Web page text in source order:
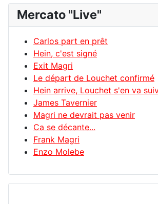
Mercato "Live"
Carlos part en prêt
Hein, c'est signé
Exit Magri
Le départ de Louchet confirmé
Hein arrive, Louchet s'en va
James Tavernier
Magri ne devrait pas venir
Ca se décante...
Frank Magri
Enzo Molebe